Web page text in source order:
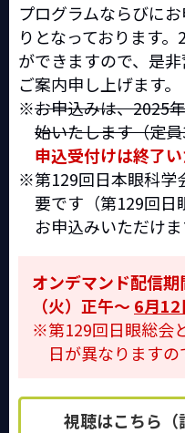
プログラムならびに
りとなっております
ができますので、是
ご案内申し上げます。
お申込みは、2025
始いたします（定
申込受付けは終了い
第129回日本眼科学
要です（第129回日
お申込みいただけま
オンデマンド配信
（火）正午～ 6月12
第129回日眼総会
日が異なります
視聴はこちら（